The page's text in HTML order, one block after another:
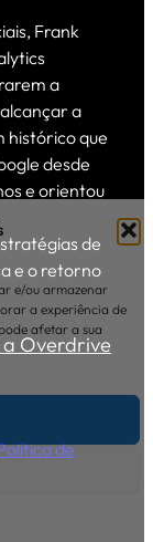
e/ou armazenar
a experiência de
afetar a sua
Frank
a
a
histórico que
desde
e orientou
de
e o retorno
a Overdrive
de